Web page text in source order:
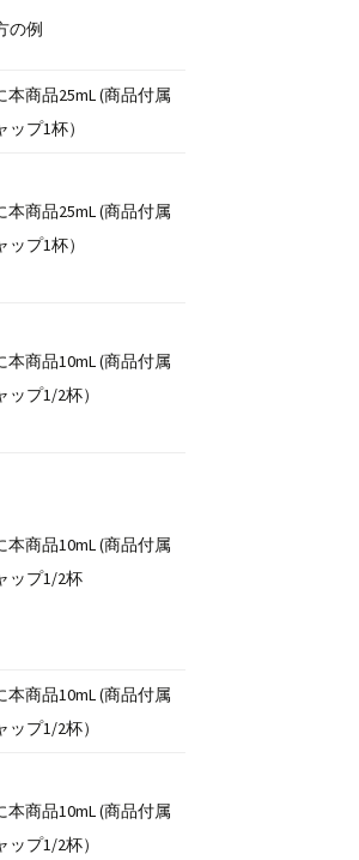
の例
本商品25mL (商品付属
ップ1杯）
本商品25mL (商品付属
ップ1杯）
本商品10mL (商品付属
ップ1/2杯）
本商品10mL (商品付属
ップ1/2杯
本商品10mL (商品付属
ップ1/2杯）
本商品10mL (商品付属
ップ1/2杯）